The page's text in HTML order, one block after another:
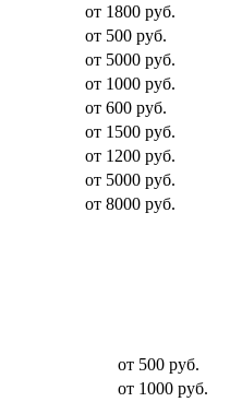
от 1800 руб.
от 500 руб.
от 5000 руб.
от 1000 руб.
от 600 руб.
от 1500 руб.
от 1200 руб.
от 5000 руб.
от 8000 руб.
от 500 руб.
от 1000 руб.